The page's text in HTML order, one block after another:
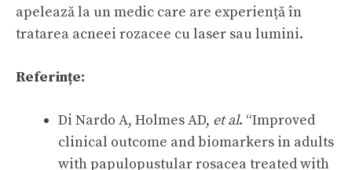
apelează la un medic care are experiență în
tratarea acneei rozacee cu laser sau lumini.
Referințe:
Di Nardo A, Holmes AD, et al. “Improved
clinical outcome and biomarkers in adults
with papulopustular rosacea treated with